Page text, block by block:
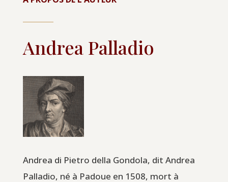
Andrea Palladio
Andrea di Pietro della Gondola, dit Andrea
Palladio, né à Padoue en 1508, mort à